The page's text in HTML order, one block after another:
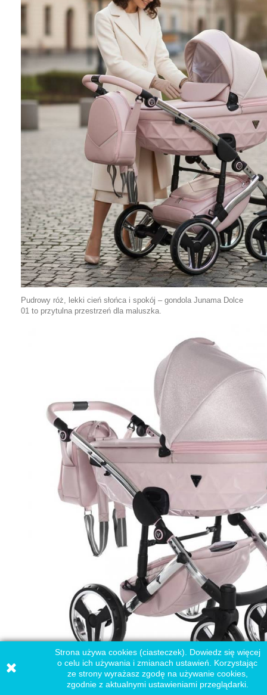
Pudrowy róż, lekki cień słońca i spokój – gondola Junama Dolce
01 to przytulna przestrzeń dla maluszka.
Strona używa cookies (ciasteczek). Dowiedz się więcej
o celu ich używania i zmianach ustawień. Korzystając
ze strony wyrażasz zgodę na używanie cookies,
zgodnie z aktualnymi ustawieniami przeglądarki.